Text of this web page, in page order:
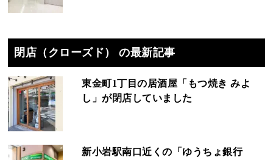
閉店（クローズド） の最新記事
東金町1丁目の居酒屋「もつ焼き みよ
し」が閉店していました
新小岩駅南口近くの「ゆうちょ銀行